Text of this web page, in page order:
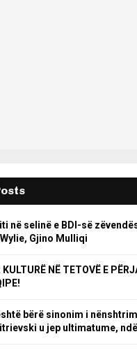
në selinë e BDI-së
Gjino Mulliqi
KULTURË NË TETOVË E
bërë sinonim i
u jep ultimatume,